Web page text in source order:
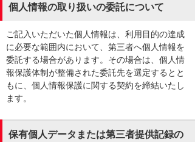
個人情報の取り扱いの委託について
ご記入いただいた個人情報は、利用目的の達成
に必要な範囲内において、第三者へ個人情報を
委託する場合があります。その場合は、個人情
報保護体制が整備された委託先を選定するとと
もに、個人情報保護に関する契約を締結いたし
ます。
保有個人データまたは第三者提供記録の